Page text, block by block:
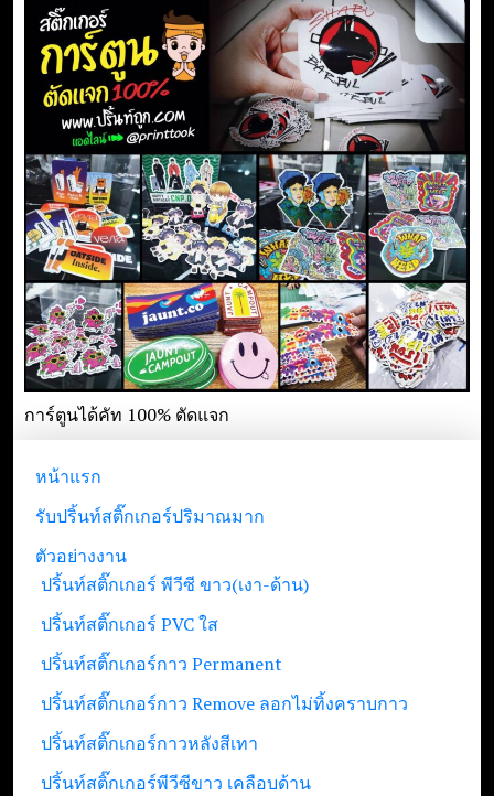
การ์ตูนได้คัท 100% ตัดแจก
หน้าแรก
รับปริ้นท์สติ๊กเกอร์ปริมาณมาก
ตัวอย่างงาน
ปริ้นท์สติ๊กเกอร์ พีวีซี ขาว(เงา-ด้าน)
ปริ้นท์สติ๊กเกอร์ PVC ใส
ปริ้นท์สติ๊กเกอร์กาว Permanent
ปริ้นท์สติ๊กเกอร์กาว Remove ลอกไม่ทิ้งคราบกาว
ปริ้นท์สติ๊กเกอร์กาวหลังสีเทา
ปริ้นท์สติ๊กเกอร์พีวีซีขาว เคลือบด้าน